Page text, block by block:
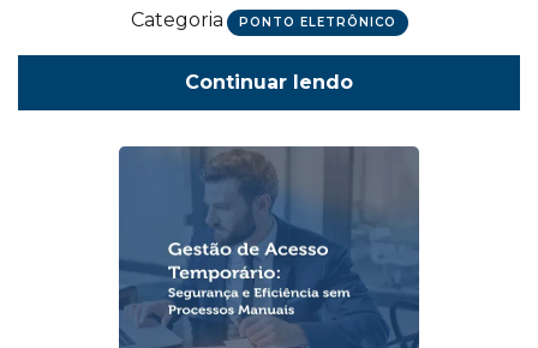
Categoria PONTO ELETRÔNICO
Continuar lendo